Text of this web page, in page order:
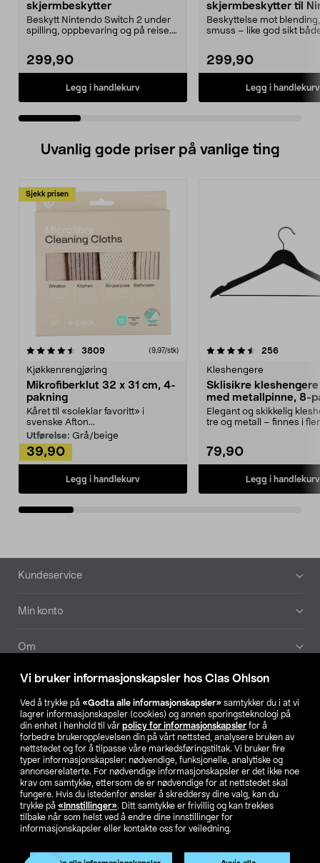
Vi bruker informasjonskapsler hos Clas Ohlson
Ved å trykke på «Godta alle informasjonskapsler» samtykker du i at vi
lagrer informasjonskapsler (cookies) og annen sporingsteknologi på
din enhet i henhold til vår policy for informasjonskapsler for å
forbedre brukeropplevelsen din på vårt nettsted, analysere bruken av
nettstedet og for å tilpasse våre markedsføringstiltak. Vi bruker fire
typer informasjonskapsler: nødvendige, funksjonelle, analytiske og
annonserelaterte. For nødvendige informasjonskapsler er det ikke noe
krav om samtykke, ettersom de er nødvendige for at nettstedet skal
fungere. Hvis du istedenfor ønsker å skreddersy dine valg, kan du
trykke på «Innstillinger». Ditt samtykke er frivillig og kan trekkes
tilbake når som helst ved å endre dine innstillinger for
informasjonskapsler eller kontakte oss for veiledning.
skjermbeskytter
Beskytt Nintendo Switch 2 under
spilling, oppbevaring og på reise.
299,90
Legg i handlekurv
skjermbeskytter til
Switch 2
Beskyttelse mot
smuss – like god sikt
299,90
Legg i handlekurv
Uvanlig gode priser på vanlige ting
Sjekk prisen
3809anmeldelser(9,97/stk)
Kjøkkenrengjøring
Mikrofiberklut 32 x 31 cm, 4-
pakning
Kåret til «soleklar favoritt» i
svenske Afton...
Utførelse: Grå/beige
39,90
Legg i handlekurv
4.5av 5 stjerner 256
Kleshengere
Sklisikre
med metallpinne, 8-
Elegant og skikkelig
tre og metall – finnes i
79,90
Legg i handlekurv
4.5av 5 stjerner
Bunntekst
Kundeservice
Min konto
Om
Aktuelt
Våre selskaper
Finn din butikk
SE NO FI